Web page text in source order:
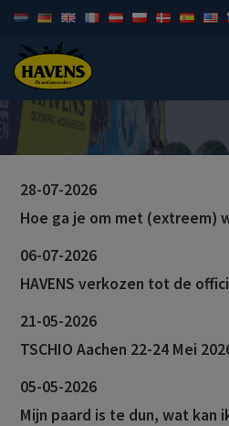
Paardenvoeders
28-07-2026
Hoe ga je om met (extreem)
06-07-2026
HAVENS verkozen tot de officiële
21-05-2026
TSCHIO Aachen 22-24 Mei
05-05-2026
Mijn paard is te dun, wat kan